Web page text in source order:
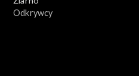
Odkrywcy